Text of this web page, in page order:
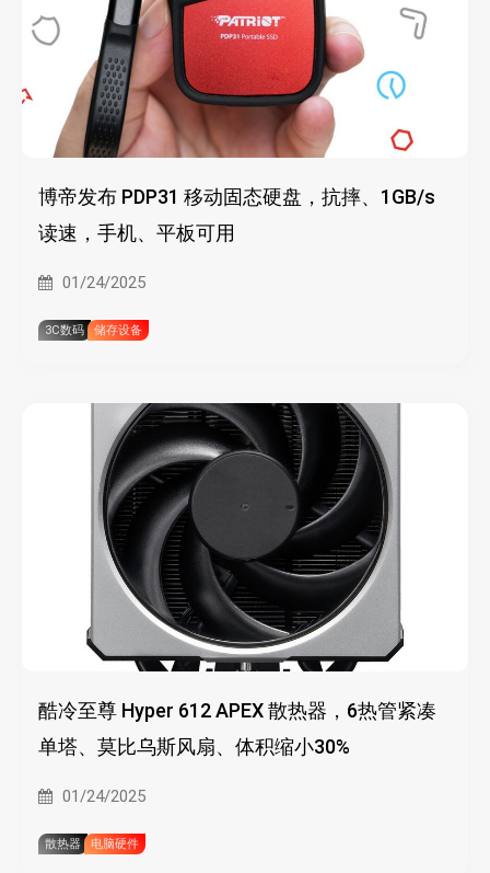
博帝发布 PDP31 移动固态硬盘，抗摔、1GB/s
读速，手机、平板可用
01/24/2025
3C数码 储存设备
酷冷至尊 Hyper 612 APEX 散热器，6热管紧凑
单塔、莫比乌斯风扇、体积缩小30%
01/24/2025
散热器 电脑硬件